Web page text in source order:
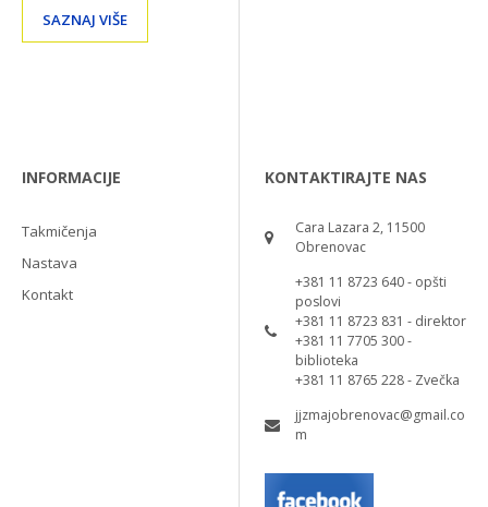
SAZNAJ VIŠE
INFORMACIJE
Takmičenja
Nastava
Kontakt
KONTAKTIRAJTE NAS
Cara Lazara 2, 11500
Obrenovac
+381 11 8723 640 - opšti
poslovi
+381 11 8723 831 - direktor
+381 11 7705 300 -
biblioteka
+381 11 8765 228 - Zvečka
jjzmajobrenovac@gmail.co
m